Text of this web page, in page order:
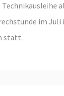
Technikausleihe
im Juli
statt.